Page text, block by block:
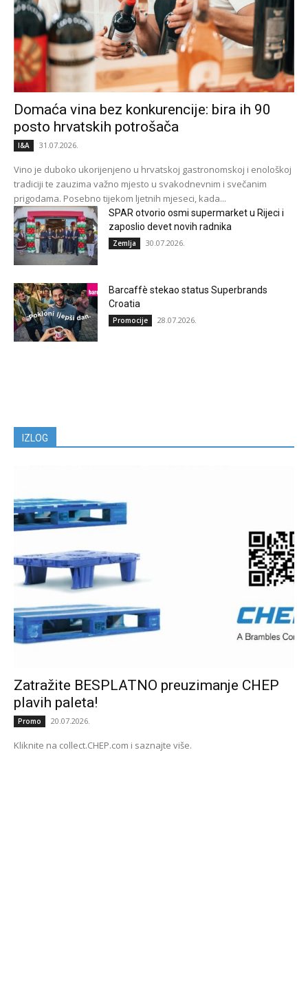
Domaća vina bez konkurencije: bira ih 90
posto hrvatskih potrošača
I&A 31.07.2026.
Vino je duboko ukorijenjeno u hrvatskoj gastronomskoj i enološkoj
tradiciji te zauzima važno mjesto u svakodnevnim i svečanim
prigodama. Posebno tijekom ljetnih mjeseci, kada...
SPAR otvorio osmi supermarket u Rijeci i
zaposlio devet novih radnika
Zemlja 30.07.2026.
Barcaffè stekao status Superbrands
Croatia
Promocije 28.07.2026.
IZLOG
Zatražite BESPLATNO preuzimanje CHEP
plavih paleta!
Promo 20.07.2026.
Kliknite na collect.CHEP.com i saznajte više.